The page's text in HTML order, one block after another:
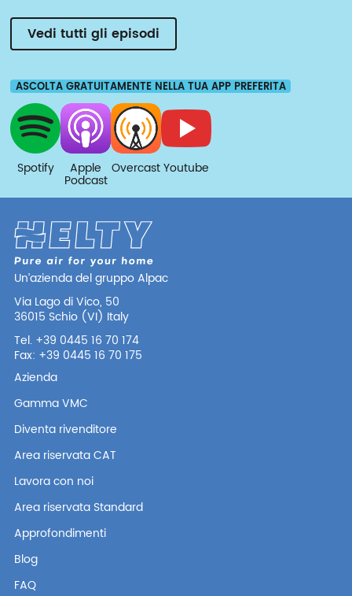
Vedi tutti gli episodi
ASCOLTA GRATUITAMENTE NELLA TUA APP PREFERITA
Spotify Apple
Podcast
OvercastYoutube
Un’azienda del gruppo Alpac
Via Lago di Vico, 50
36015 Schio (VI) Italy
Tel. +39 0445 16 70 174
Fax: +39 0445 16 70 175
Azienda
Gamma VMC
Diventa rivenditore
Area riservata CAT
Lavora con noi
Area riservata Standard
Approfondimenti
Blog
FAQ